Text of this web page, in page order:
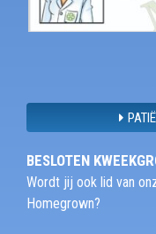
BESLOTEN
Wordt jij ook lid van
Homegrown?